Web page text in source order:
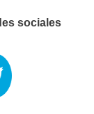
sociales